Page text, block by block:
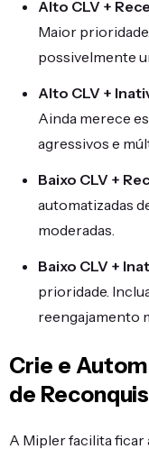
Alto CLV +
Maior
possivelmente
Alto CLV +
Ainda merece
agressivos e
Baixo CLV +
automatizadas
moderadas.
Baixo CLV +
prioridade.
reengajamento
Crie e
de
A Mipler facilita ficar